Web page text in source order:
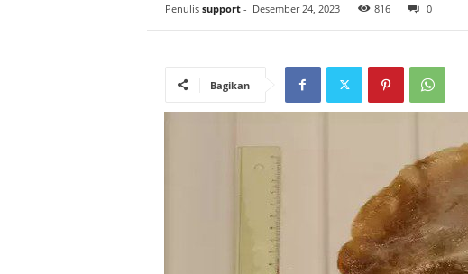
Penulis support- Desember 24, 2023 816 0
Bagikan